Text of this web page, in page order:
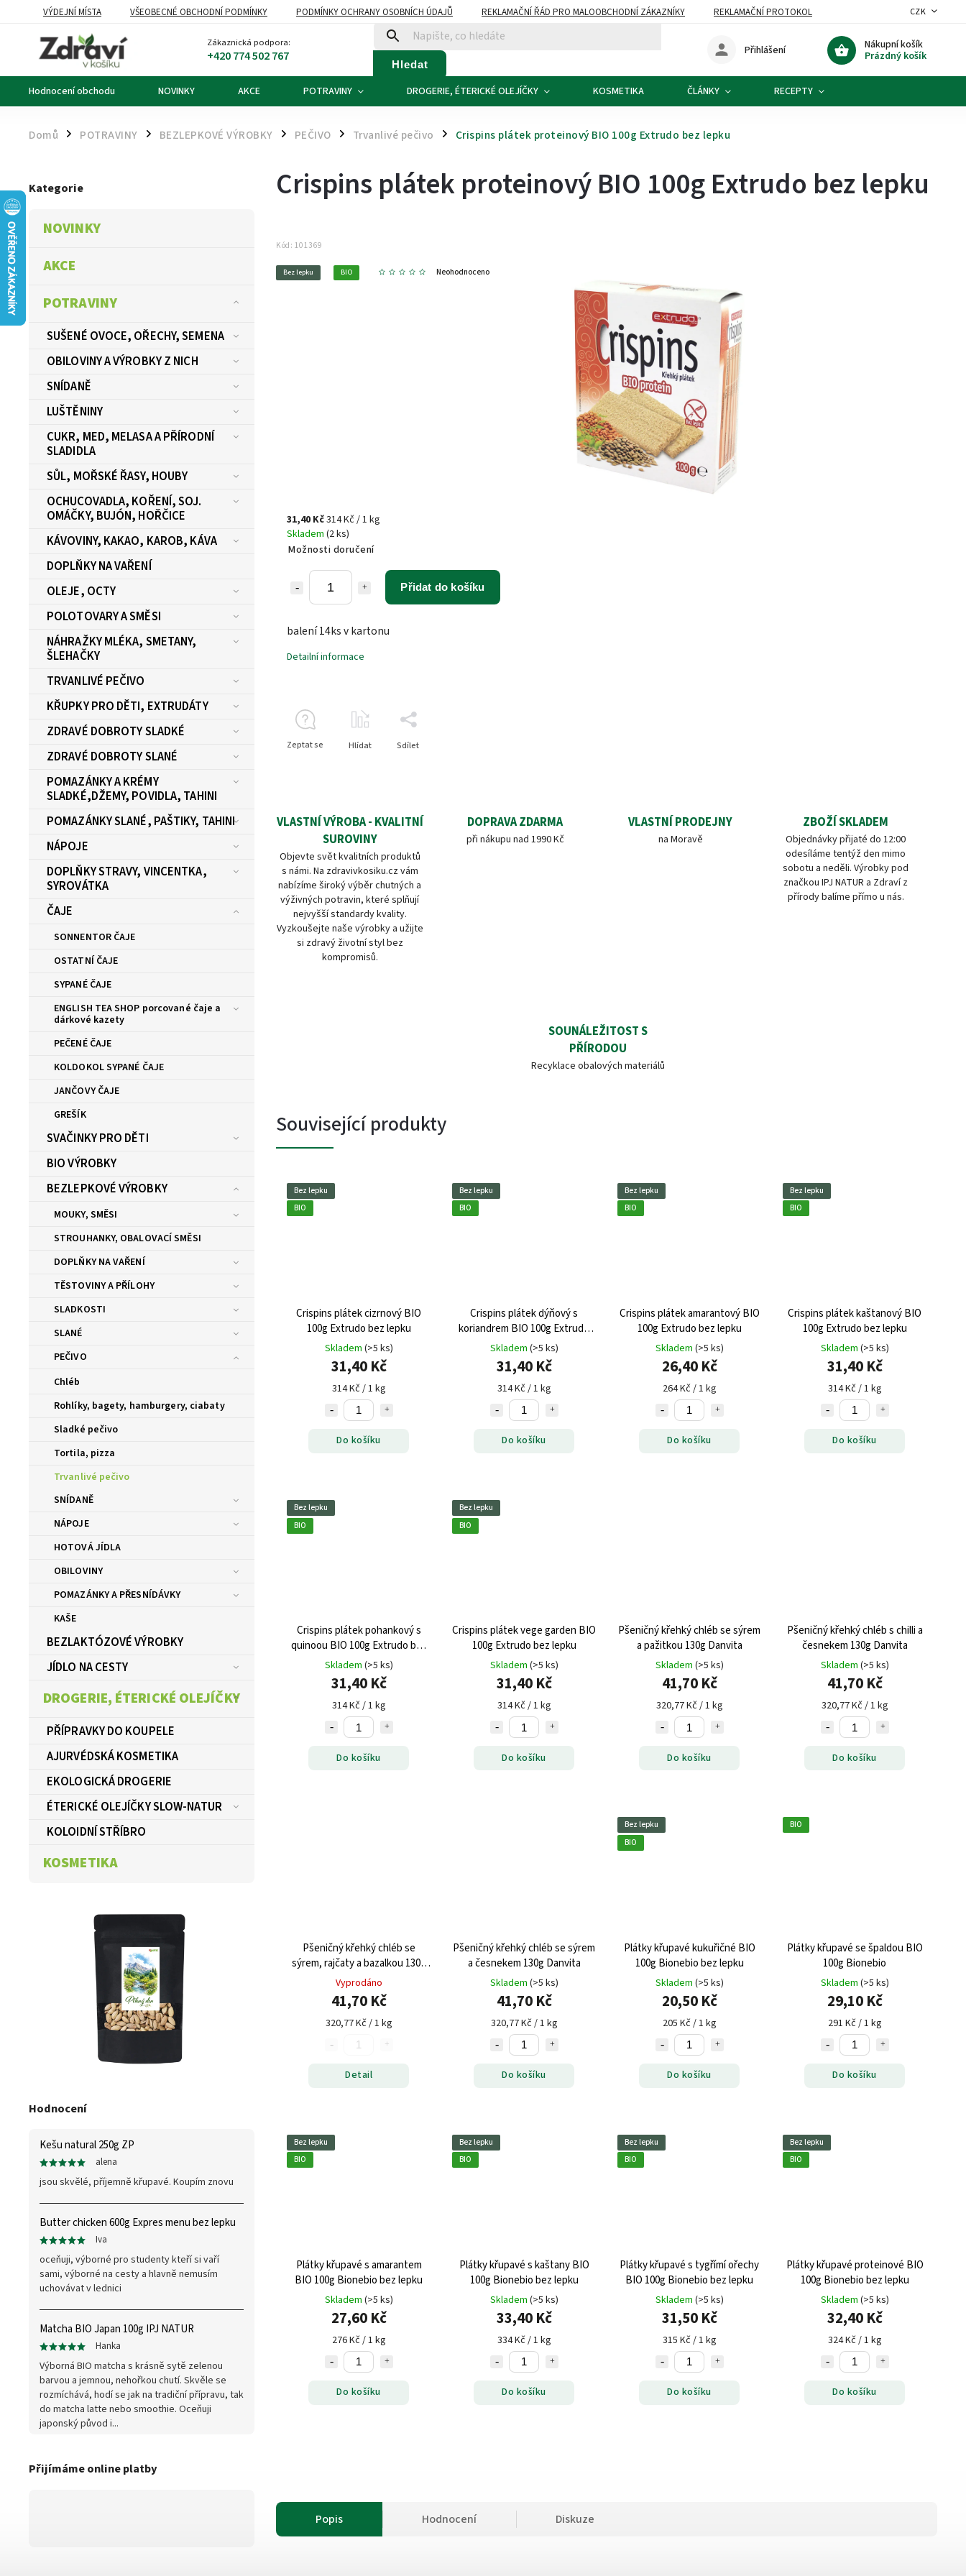
VÝDEJNÍ MÍSTA VŠEOBECNÉ OBCHODNÍ PODMÍNKY PODMÍNKY OCHRANY OSOBNÍCH ÚDAJŮ REKLAMAČNÍ ŘÁD PRO MALOOBCHODNÍ ZÁKAZNÍKY
REKLAMAČNÍ PROTOKOL
OZNÁMENÍ O ODSTOUPENÍ OD KUPNÍ SMLOUVY
KONTAKTY
CZK
Zákaznická podpora:
+420 774 502 767 Hledat
Nákupní košík
Prázdný košík
Přihlášení
Hodnocení obchodu NOVINKY AKCE POTRAVINY DROGERIE, ÉTERICKÉ OLEJÍČKY KOSMETIKA ČLÁNKY RECEPTY
Domů / POTRAVINY / BEZLEPKOVÉ VÝROBKY / PEČIVO / Trvanlivé pečivo / Crispins plátek proteinový BIO 100g Extrudo bez lepku
Kategorie
NOVINKY
AKCE
POTRAVINY
SUŠENÉ OVOCE, OŘECHY, SEMENA
OBILOVINY A VÝROBKY Z NICH
SNÍDANĚ
LUŠTĚNINY
CUKR, MED, MELASA A PŘÍRODNÍ
SLADIDLA
SŮL, MOŘSKÉ ŘASY, HOUBY
OCHUCOVADLA, KOŘENÍ, SOJ.
OMÁČKY, BUJÓN, HOŘČICE
KÁVOVINY, KAKAO, KAROB, KÁVA
DOPLŇKY NA VAŘENÍ
OLEJE, OCTY
POLOTOVARY A SMĚSI
NÁHRAŽKY MLÉKA, SMETANY,
ŠLEHAČKY
TRVANLIVÉ PEČIVO
KŘUPKY PRO DĚTI, EXTRUDÁTY
ZDRAVÉ DOBROTY SLADKÉ
ZDRAVÉ DOBROTY SLANÉ
POMAZÁNKY A KRÉMY
SLADKÉ,DŽEMY, POVIDLA, TAHINI
POMAZÁNKY SLANÉ, PAŠTIKY, TAHINI
NÁPOJE
DOPLŇKY STRAVY, VINCENTKA,
SYROVÁTKA
ČAJE
SONNENTOR ČAJE
OSTATNÍ ČAJE
SYPANÉ ČAJE
ENGLISH TEA SHOP porcované čaje a
dárkové kazety
PEČENÉ ČAJE
KOLDOKOL SYPANÉ ČAJE
JANČOVY ČAJE
GREŠÍK
SVAČINKY PRO DĚTI
BIO VÝROBKY
BEZLEPKOVÉ VÝROBKY
MOUKY, SMĚSI
STROUHANKY, OBALOVACÍ SMĚSI
DOPLŇKY NA VAŘENÍ
TĚSTOVINY A PŘÍLOHY
SLADKOSTI
SLANÉ
PEČIVO
Chléb
Rohlíky, bagety, hamburgery, ciabaty
Sladké pečivo
Tortila, pizza
Trvanlivé pečivo
SNÍDANĚ
NÁPOJE
HOTOVÁ JÍDLA
OBILOVINY
POMAZÁNKY A PŘESNÍDÁVKY
KAŠE
BEZLAKTÓZOVÉ VÝROBKY
JÍDLO NA CESTY
DROGERIE, ÉTERICKÉ OLEJÍČKY
PŘÍPRAVKY DO KOUPELE
AJURVÉDSKÁ KOSMETIKA
EKOLOGICKÁ DROGERIE
ÉTERICKÉ OLEJÍČKY SLOW-NATUR
KOLOIDNÍ STŘÍBRO
KOSMETIKA
Hodnocení
Kešu natural 250g ZP
alena
jsou skvělé, příjemně křupavé. Koupím znovu
Butter chicken 600g Expres menu bez lepku
Iva
oceňuji, výborné pro studenty kteří si vaří
sami, výborné na cesty a hlavně nemusím
uchovávat v lednici
Matcha BIO Japan 100g IPJ NATUR
Hanka
Výborná BIO matcha s krásně sytě zelenou
barvou a jemnou, nehořkou chutí. Skvěle se
rozmíchává, hodí se jak na tradiční přípravu, tak
do matcha latte nebo smoothie. Oceňuji
japonský původ i...
Přijímáme online platby
Crispins plátek proteinový BIO 100g Extrudo bez lepku
Kód: 101369
Bez lepku BIO Neohodnoceno
31,40 Kč314 Kč / 1 kg
Skladem (2 ks)
Možnosti doručení
Přidat do košíku
balení 14ks v kartonu
Detailní informace
Zeptat se Hlídat Sdílet
VLASTNÍ VÝROBA - KVALITNÍ
SUROVINY
Objevte svět kvalitních produktů
s námi. Na zdravivkosiku.cz vám
nabízíme široký výběr chutných a
výživných potravin, které splňují
nejvyšší standardy kvality.
Vyzkoušejte naše výrobky a užijte
si zdravý životní styl bez
kompromisů.
DOPRAVA ZDARMA
při nákupu nad 1990 Kč
VLASTNÍ PRODEJNY
na Moravě
ZBOŽÍ SKLADEM
Objednávky přijaté do 12:00
odesíláme tentýž den mimo
sobotu a neděli. Výrobky pod
značkou IPJ NATUR a Zdraví z
přírody balíme přímo u nás.
SOUNÁLEŽITOST S
PŘÍRODOU
Recyklace obalových materiálů
Související produkty
Bez lepku
BIO
Crispins plátek cizrnový BIO
100g Extrudo bez lepku
Skladem (>5 ks)
31,40 Kč
314 Kč / 1 kg
Do košíku
Bez lepku
BIO
Crispins plátek dýňový s
koriandrem BIO 100g Extrudo
bez lepku
Skladem (>5 ks)
31,40 Kč
314 Kč / 1 kg
Do košíku
Bez lepku
BIO
Crispins plátek amarantový BIO
100g Extrudo bez lepku
Skladem (>5 ks)
26,40 Kč
264 Kč / 1 kg
Do košíku
Bez lepku
BIO
Crispins plátek kaštanový BIO
100g Extrudo bez lepku
Skladem (>5 ks)
31,40 Kč
314 Kč / 1 kg
Do košíku
Bez lepku
BIO
Crispins plátek pohankový s
quinoou BIO 100g Extrudo bez
lepku
Skladem (>5 ks)
31,40 Kč
314 Kč / 1 kg
Do košíku
Bez lepku
BIO
Crispins plátek vege garden BIO
100g Extrudo bez lepku
Skladem (>5 ks)
31,40 Kč
314 Kč / 1 kg
Do košíku
Pšeničný křehký chléb se sýrem
a pažitkou 130g Danvita
Skladem (>5 ks)
41,70 Kč
320,77 Kč / 1 kg
Do košíku
Pšeničný křehký chléb s chilli a
česnekem 130g Danvita
Skladem (>5 ks)
41,70 Kč
320,77 Kč / 1 kg
Do košíku
Pšeničný křehký chléb se
sýrem, rajčaty a bazalkou 130g
Danvita
Vyprodáno
41,70 Kč
320,77 Kč / 1 kg
Detail
Pšeničný křehký chléb se sýrem
a česnekem 130g Danvita
Skladem (>5 ks)
41,70 Kč
320,77 Kč / 1 kg
Do košíku
Bez lepku
BIO
Plátky křupavé kukuřičné BIO
100g Bionebio bez lepku
Skladem (>5 ks)
20,50 Kč
205 Kč / 1 kg
Do košíku
BIO
Plátky křupavé se špaldou BIO
100g Bionebio
Skladem (>5 ks)
29,10 Kč
291 Kč / 1 kg
Do košíku
Bez lepku
BIO
Plátky křupavé s amarantem
BIO 100g Bionebio bez lepku
Skladem (>5 ks)
27,60 Kč
276 Kč / 1 kg
Do košíku
Bez lepku
BIO
Plátky křupavé s kaštany BIO
100g Bionebio bez lepku
Skladem (>5 ks)
33,40 Kč
334 Kč / 1 kg
Do košíku
Bez lepku
BIO
Plátky křupavé s tygřímí ořechy
BIO 100g Bionebio bez lepku
Skladem (>5 ks)
31,50 Kč
315 Kč / 1 kg
Do košíku
Bez lepku
BIO
Plátky křupavé proteinové BIO
100g Bionebio bez lepku
Skladem (>5 ks)
32,40 Kč
324 Kč / 1 kg
Do košíku
Popis Hodnocení Diskuze